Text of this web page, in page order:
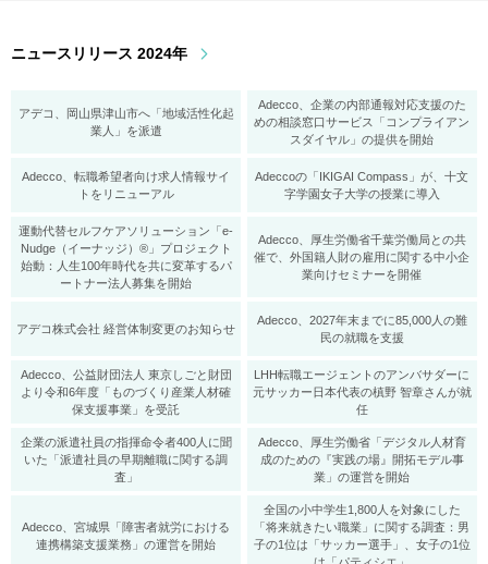
ニュースリリース 2024年
アデコ、岡山県津山市へ「地域活性化起
業人」を派遣
Adecco、企業の内部通報対応支援のた
めの相談窓口サービス「コンプライアン
スダイヤル」の提供を開始
Adecco、転職希望者向け求人情報サイ
トをリニューアル
Adeccoの「IKIGAI Compass」が、十文
字学園女子大学の授業に導入
運動代替セルフケアソリューション「e-
Nudge（イーナッジ）®」プロジェクト
始動：人生100年時代を共に変革するパ
ートナー法人募集を開始
Adecco、厚生労働省千葉労働局との共
催で、外国籍人財の雇用に関する中小企
業向けセミナーを開催
アデコ株式会社 経営体制変更のお知らせ
Adecco、2027年末までに85,000人の難
民の就職を支援
Adecco、公益財団法人 東京しごと財団
より令和6年度「ものづくり産業人材確
保支援事業」を受託
LHH転職エージェントのアンバサダーに
元サッカー日本代表の槙野 智章さんが就
任
企業の派遣社員の指揮命令者400人に聞
いた「派遣社員の早期離職に関する調
査」
Adecco、厚生労働省「デジタル人材育
成のための『実践の場』開拓モデル事
業」の運営を開始
Adecco、宮城県「障害者就労における
連携構築支援業務」の運営を開始
全国の小中学生1,800人を対象にした
「将来就きたい職業」に関する調査：男
子の1位は「サッカー選手」、女子の1位